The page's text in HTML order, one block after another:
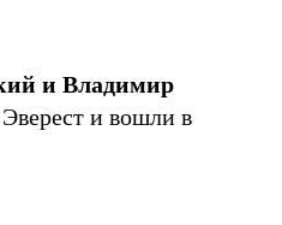
и Владимир
и вошли в